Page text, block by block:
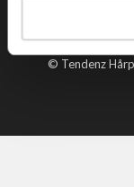
Handle hos oss
© Tendenz